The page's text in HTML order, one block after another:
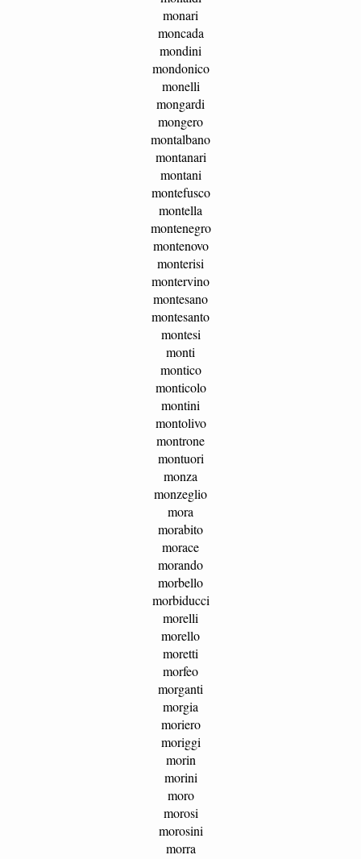
monari
moncada
mondini
mondonico
monelli
mongardi
mongero
montalbano
montanari
montani
montefusco
montella
montenegro
montenovo
monterisi
montervino
montesano
montesanto
montesi
monti
montico
monticolo
montini
montolivo
montrone
montuori
monza
monzeglio
mora
morabito
morace
morando
morbello
morbiducci
morelli
morello
moretti
morfeo
morganti
morgia
moriero
moriggi
morin
morini
moro
morosi
morosini
morra